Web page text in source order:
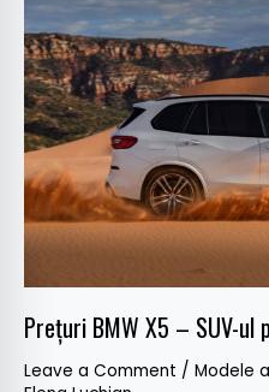
Prețuri BMW X5 – SUV-
Leave a Comment / Modele
X5
–
SUV-
ul
premium
pornește
de
la…